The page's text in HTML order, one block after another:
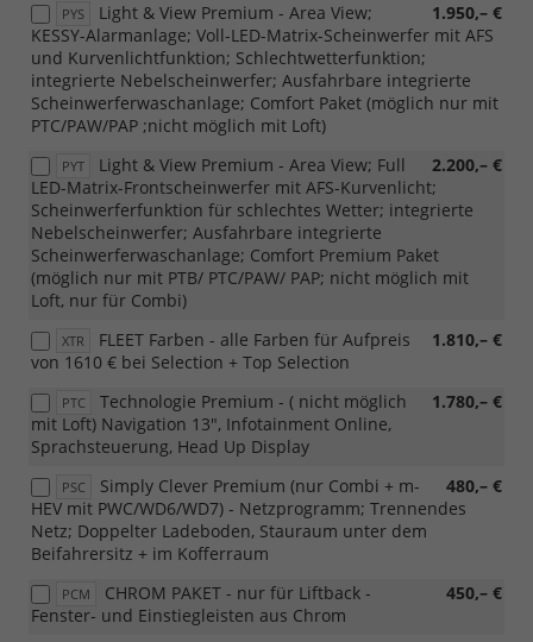
PYS 1.950,– €
Light & View Premium - Area View;
KESSY-Alarmanlage; Voll-LED-Matrix-Scheinwerfer mit AFS
und Kurvenlichtfunktion; Schlechtwetterfunktion;
integrierte Nebelscheinwerfer; Ausfahrbare integrierte
Scheinwerferwaschanlage; Comfort Paket (möglich nur mit
PTC/PAW/PAP ;nicht möglich mit Loft)
PYT 2.200,– €
Light & View Premium - Area View; Full
LED-Matrix-Frontscheinwerfer mit AFS-Kurvenlicht;
Scheinwerferfunktion für schlechtes Wetter; integrierte
Nebelscheinwerfer; Ausfahrbare integrierte
Scheinwerferwaschanlage; Comfort Premium Paket
(möglich nur mit PTB/ PTC/PAW/ PAP; nicht möglich mit
Loft, nur für Combi)
XTR 1.810,– €
FLEET Farben - alle Farben für Aufpreis
von 1610 € bei Selection + Top Selection
PTC 1.780,– €
Technologie Premium - ( nicht möglich
mit Loft) Navigation 13", Infotainment Online,
Sprachsteuerung, Head Up Display
PSC 480,– €
Simply Clever Premium (nur Combi + m-
HEV mit PWC/WD6/WD7) - Netzprogramm; Trennendes
Netz; Doppelter Ladeboden, Stauraum unter dem
Beifahrersitz + im Kofferraum
PCM 450,– €
CHROM PAKET - nur für Liftback -
Fenster- und Einstiegleisten aus Chrom